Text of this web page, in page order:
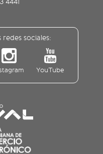
sociales:
YouTube